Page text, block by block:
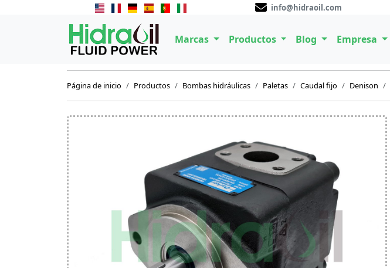
info@hidraoil.com
Marcas Productos Blog Empresa
Página de inicio Productos Bombas hidráulicas Paletas Caudal fijo Denison